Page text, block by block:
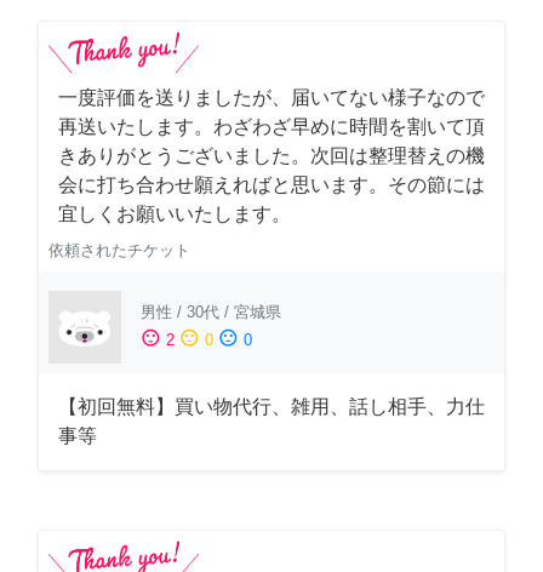
一度評価を送りましたが、届いてない様子なので
再送いたします。わざわざ早めに時間を割いて頂
きありがとうございました。次回は整理替えの機
会に打ち合わせ願えればと思います。その節には
宜しくお願いいたします。
依頼されたチケット
男性 / 30代 / 宮城県
sentiment_satisfied 2 sentiment_neutral 0 sentiment_dissatisfied 0
【初回無料】買い物代行、雑用、話し相手、力仕
事等